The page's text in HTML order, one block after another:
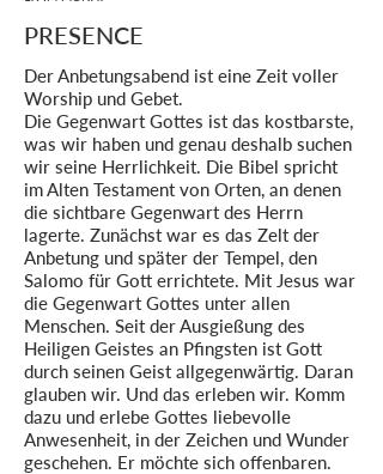
PRESENCE
Der Anbetungsabend ist eine Zeit voller
Worship und Gebet.
Die Gegenwart Gottes ist das kostbarste,
was wir haben und genau deshalb suchen
wir seine Herrlichkeit. Die Bibel spricht
im Alten Testament von Orten, an denen
die sichtbare Gegenwart des Herrn
lagerte. Zunächst war es das Zelt der
Anbetung und später der Tempel, den
Salomo für Gott errichtete. Mit Jesus war
die Gegenwart Gottes unter allen
Menschen. Seit der Ausgießung des
Heiligen Geistes an Pfingsten ist Gott
durch seinen Geist allgegenwärtig. Daran
glauben wir. Und das erleben wir. Komm
dazu und erlebe Gottes liebevolle
Anwesenheit, in der Zeichen und Wunder
geschehen. Er möchte sich offenbaren.